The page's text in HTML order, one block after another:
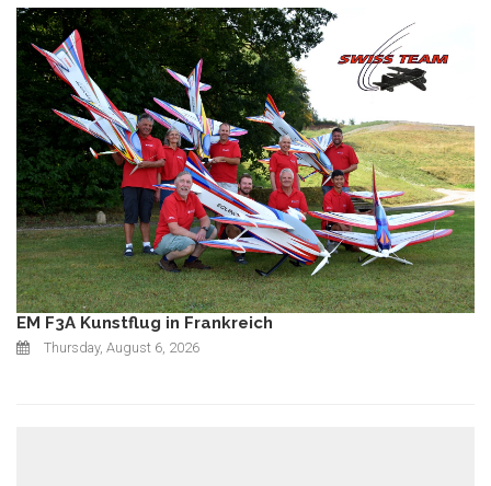
EM F3A Kunstflug in Frankreich
Thursday, August 6, 2026